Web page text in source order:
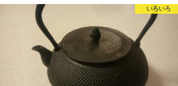
いろいろ